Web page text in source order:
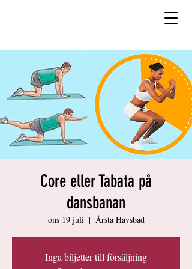
Core eller Tabata på
dansbanan
ons 19 juli
  |
Årsta Havsbad
Inga biljetter till försäljning